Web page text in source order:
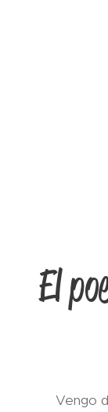
El
Vengo